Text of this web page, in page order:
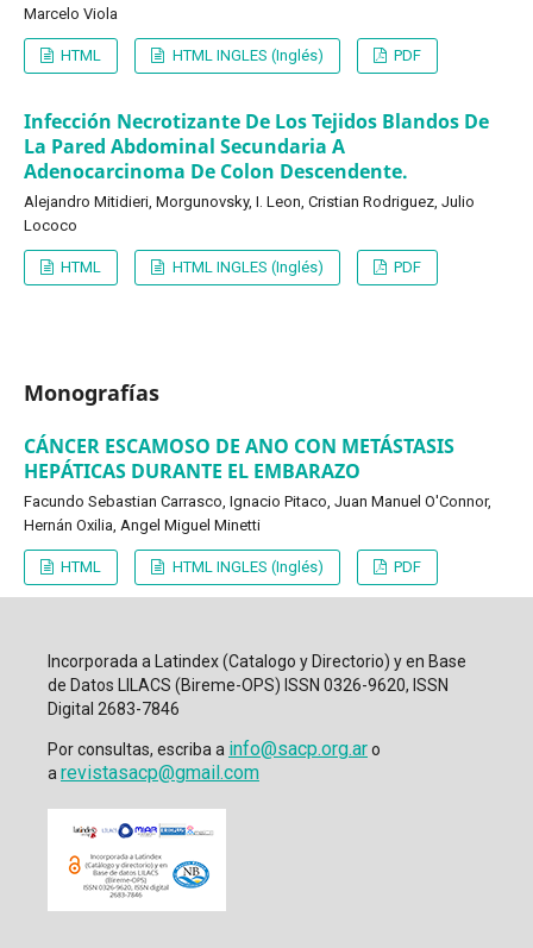
Marcelo Viola
HTML HTML INGLES (Inglés) PDF
Infección Necrotizante De Los Tejidos Blandos De
La Pared Abdominal Secundaria A
Adenocarcinoma De Colon Descendente.
Alejandro Mitidieri, Morgunovsky, I. Leon, Cristian Rodriguez, Julio
Lococo
HTML HTML INGLES (Inglés) PDF
Monografías
CÁNCER ESCAMOSO DE ANO CON METÁSTASIS
HEPÁTICAS DURANTE EL EMBARAZO
Facundo Sebastian Carrasco, Ignacio Pitaco, Juan Manuel O'Connor,
Hernán Oxilia, Angel Miguel Minetti
HTML HTML INGLES (Inglés) PDF
Incorporada a Latindex (Catalogo y Directorio) y en Base
de Datos LILACS (Bireme-OPS) ISSN 0326-9620, ISSN
Digital 2683-7846
Por consultas, escriba a info@sacp.org.aro
a revistasacp@gmail.com